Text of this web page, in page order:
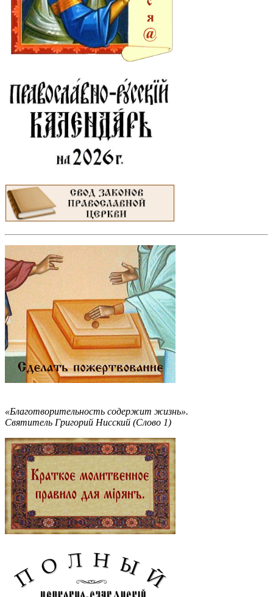
«Благотворительность содержит жизнь».
Святитель Григорий Нисский (Слово 1)